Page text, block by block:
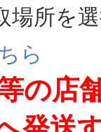
場所を
ら
の店